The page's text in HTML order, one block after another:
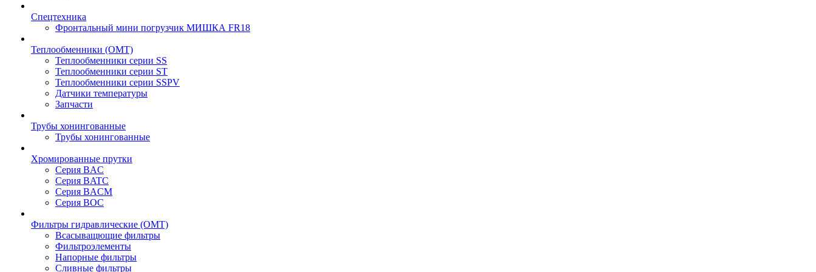
Спецтехника
Фронтальный мини погрузчик МИШКА FR18
Теплообменники (OMT)
Теплообменники серии SS
Теплообменники серии ST
Теплообменники серии SSPV
Датчики температуры
Запчасти
Трубы хонингованные
Трубы хонингованные
Хромированные прутки
Серия BAC
Серия BATC
Серия BACM
Серия BOC
Фильтры гидравлические (OMT)
Всасыващющие фильтры
Фильтроэлементы
Напорные фильтры
Сливные фильтры